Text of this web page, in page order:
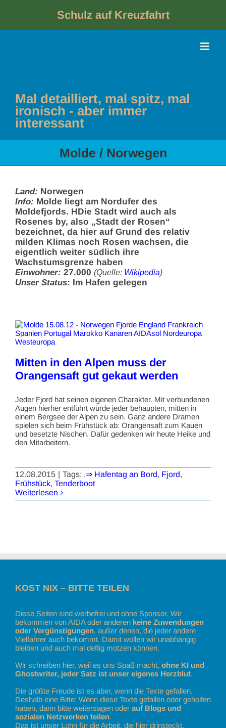
Schulz auf Kreuzfahrt
Mal detailliert, mal spitz, mal
ironisch - aber immer
interessant
Molde / Norwegen
Land: Norwegen
Info: Molde liegt am Nordufer des
Moldefjords. HDie Stadt wird auch als
Rosenes by, also „Stadt der Rosen“
bezeichnet, da hier auf Grund des relativ
milden Klimas noch Rosen wachsen, die
eigentlich weiter südlich ihre
Wachstumsgrenze haben
Einwohner: 27.000 (Quelle: Wikipedia)
Unser Status: Im Hafen gelegen
Mitten in den Alpen muss der
Orangensaft gut gekaut werden
Jeder Fjord hat seinen eigenen Charakter. Mit verbundenen
Augen hierher entführt würde jeder behaupten, mitten in
einem Bergsee der Alpen zu sein. Ganz andere Dramen
spielen sich beim Frühstück ab: Orangensaft zum Kauen
und besetzte Nischen. Dafür gedenken wir heute Heike und
den Mitarbeitern.
12.08.2015 Tags: .⇒ Hafentag an Bord, Fjord,
Frühstück, Tenderboot
Weiterlesen
KOST NIX – BITTE TEILEN
Diese Seiten sind werbefrei und ohne Sponsor. Wir
bekommen von AIDA oder anderen keine Zuwendungen
oder Vergünstigungen, außer denen, die jeder andere
Vielfahrer auch bekommt. Damit wollen wir unabhängig
bleiben und auch mal deftig motzen können.
Wir schreiben hier, weil es uns Spaß macht, ohne KI und
Ghostwriter, jeder Satz ist unser eigenes Herzblut.
Die größte Freude ist es aber, wenn die Texte gefallen.
Deshalb eine Bitte: Wenn diese Texte gefallen oder geholfen
haben, dann bitte weitersagen oder auf Blogs und
sozialen Netzwerken teilen.
Das ist unser Lohn für die Arbeit, die hier drinsteckt.